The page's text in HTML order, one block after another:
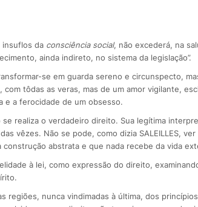
insuflos da consciência social, não excederá, na
ainda indireto, no sistema da legislação”.
se em guarda sereno e circunspecto,
tôdas as veras, mas de um amor vigilante,
e a ferocidade de um obsesso.
se realiza o verdadeiro direito. Sua legítima
vêzes. Não se pode, como dizia SALEILLES,
abstrata e que nada recebe da vida
à lei, como expressão do direito,
regiões, nunca vindimadas à última, dos